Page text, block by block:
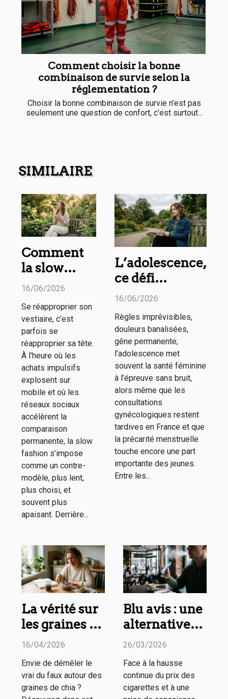
Comment choisir la bonne
combinaison de survie selon la
réglementation ?
Choisir la bonne combinaison de survie n’est pas
seulement une question de confort, c’est surtout...
SIMILAIRE
Comment
la slow
fashion
une
meilleure
santé
mentale
16/06/2026
Se réapproprier son
vestiaire, c’est
parfois se
réapproprier sa tête.
À l’heure où les
achats impulsifs
explosent sur
mobile et où les
réseaux sociaux
accélèrent la
comparaison
permanente, la slow
fashion s’impose
comme un contre-
modèle, plus lent,
plus choisi, et
souvent plus
apaisant. Derrière...
L’adolescence,
ce défi
invisible pour
féminine au
quotidien
16/06/2026
Règles imprévisibles,
douleurs banalisées,
gêne permanente,
l’adolescence met
souvent la santé féminine
à l’épreuve sans bruit,
alors même que les
consultations
gynécologiques restent
tardives en France et que
la précarité menstruelle
touche encore une part
importante des jeunes.
Entre les...
La vérité sur
les graines de
chia : mythes
16/04/2026
Envie de démêler le
vrai du faux autour des
graines de chia ?
Blu avis : une
alternative
crédible au
classique ?
26/03/2026
Face à la hausse
continue du prix des
cigarettes et à une